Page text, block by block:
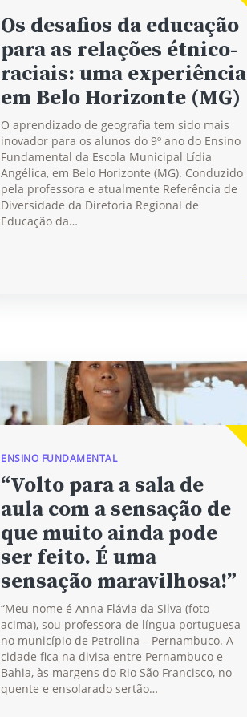
Os desafios da educação
para as relações étnico-
raciais: uma experiência
em Belo Horizonte (MG)
O aprendizado de geografia tem sido mais
inovador para os alunos do 9º ano do Ensino
Fundamental da Escola Municipal Lídia
Angélica, em Belo Horizonte (MG). Conduzido
pela professora e atualmente Referência de
Diversidade da Diretoria Regional de
Educação da…
ENSINO FUNDAMENTAL
“Volto para a sala de
aula com a sensação de
que muito ainda pode
ser feito. É uma
sensação maravilhosa!”
“Meu nome é Anna Flávia da Silva (foto
acima), sou professora de língua portuguesa
no município de Petrolina – Pernambuco. A
cidade fica na divisa entre Pernambuco e
Bahia, às margens do Rio São Francisco, no
quente e ensolarado sertão…